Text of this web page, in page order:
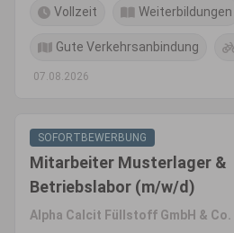
Vollzeit Weiterbildungen
Gute Verkehrsanbindung
07.08.2026
SOFORTBEWERBUNG
Mitarbeiter Musterlager &
Betriebslabor (m/w/d)
Alpha Calcit Füllstoff GmbH & Co.